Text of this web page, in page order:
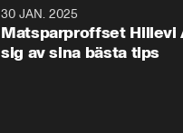
30 JAN. 2025
Matsparproffset Hillevi
sig av sina bästa tips